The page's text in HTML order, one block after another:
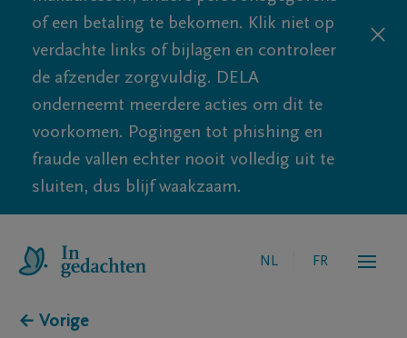
of een betaling te bekomen. Klik niet op
verdachte links of bijlagen en controleer
de afzender zorgvuldig. DELA
onderneemt meerdere acties om dit te
voorkomen. Pogingen tot phishing en
fraude vallen echter nooit volledig uit te
sluiten, dus blijf waakzaam.
NL FR
← Vorige